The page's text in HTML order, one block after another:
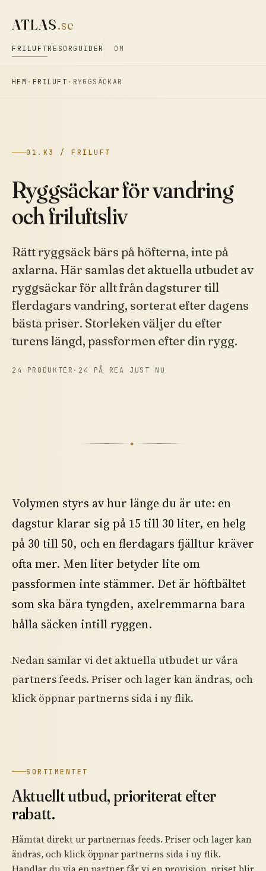
ATLAS.se
FRILUFT RESOR GUIDER OM
HEM FRILUFT RYGGSÄCKAR
01.K3 / FRILUFT
Ryggsäckar för vandring
och friluftsliv
Rätt ryggsäck bärs på höfterna, inte på
axlarna. Här samlas det aktuella utbudet av
ryggsäckar för allt från dagsturer till
flerdagars vandring, sorterat efter dagens
bästa priser. Storleken väljer du efter
turens längd, passformen efter din rygg.
24 PRODUKTER · 24 PÅ REA JUST NU
✦
Volymen styrs av hur länge du är ute: en
dagstur klarar sig på 15 till 30 liter, en helg
på 30 till 50, och en flerdagars fjälltur kräver
ofta mer. Men liter betyder lite om
passformen inte stämmer. Det är höftbältet
som ska bära tyngden, axelremmarna bara
hålla säcken intill ryggen.
Nedan samlar vi det aktuella utbudet ur våra
partners feeds. Priser och lager kan ändras, och
klick öppnar partnerns sida i ny flik.
SORTIMENTET
Aktuellt utbud, prioriterat efter
rabatt.
Hämtat direkt ur partnernas feeds. Priser och lager kan
ändras, och klick öppnar partnerns sida i ny flik.